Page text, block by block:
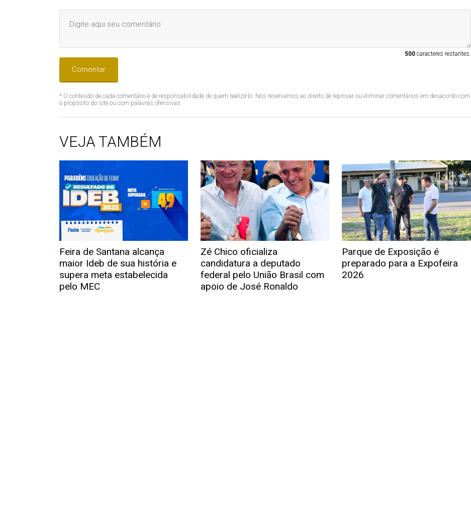
500caracteres restantes.
Comentar
* O conteúdo de cada comentário é de responsabilidade de quem realizá-lo. Nos reservamos ao direito de reprovar ou eliminar comentários em desacordo com
o propósito do site ou com palavras ofensivas.
VEJA TAMBÉM
Feira de Santana alcança
maior Ideb de sua história e
supera meta estabelecida
pelo MEC
Zé Chico oficializa
candidatura a deputado
federal pelo União Brasil com
apoio de José Ronaldo
Parque de Exposição é
preparado para a Expofeira
2026